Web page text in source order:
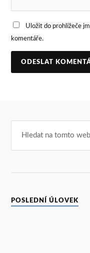
Uložit do prohlížeče
komentáře.
POSLEDNÍ ÚLOVEK